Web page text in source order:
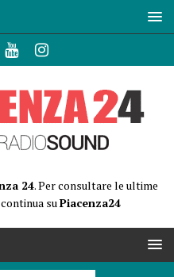
24. Per consultare le ultime
suPiacenza24